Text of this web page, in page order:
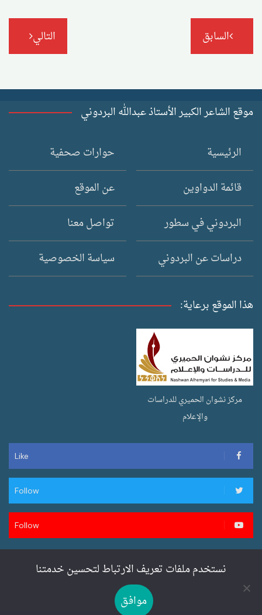
تصفّح
المقالات
السابق التالي
موقع الشاعر الكبير الأستاذ عبدالله البردوني
الرئيسية
قائمة الدواوين
البردوني في سطور
دراسات عن البردوني
حوارات صحفية
عن الموقع
تواصل معنا
سياسة الخصوصية
هذا الموقع برعاية:
مركز نشوان الحميري للدراسات
والإعلام
Like
Follow
Follow
تصميم وتطوير سنان ويب لخدمات المواقع
نستخدم ملفات تعريف الارتباط لتحسين خدمتنا
موافق